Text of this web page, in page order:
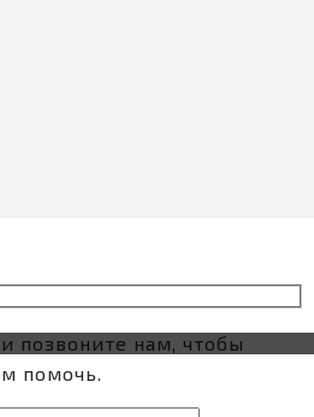
позвоните нам, чтобы
помочь.